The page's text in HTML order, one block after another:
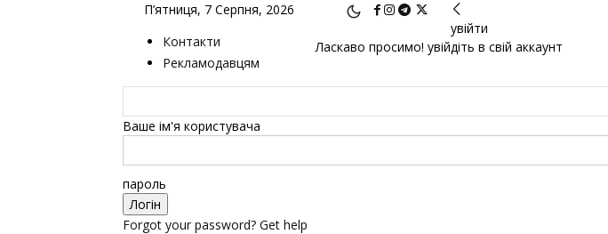
П’ятниця, 7 Серпня, 2026
Контакти
Рекламодавцям
увійти
Ласкаво просимо! увійдіть в свій аккаунт
Ваше ім'я користувача
пароль
Forgot your password? Get help